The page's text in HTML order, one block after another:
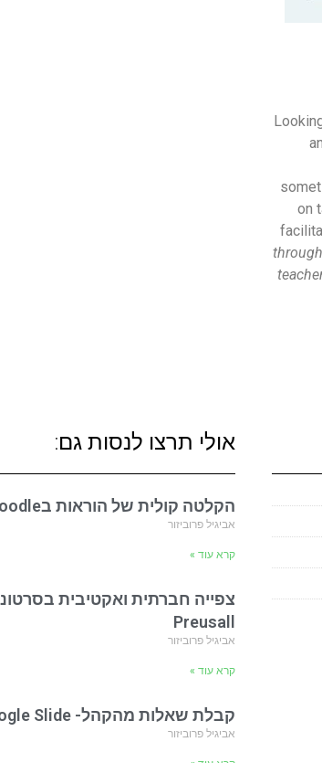
on
אולי תרצו לנסות גם:
הקלטה קולית של הוראות בMoodle
אביגיל פרוביזור
קרא עוד »
צפייה חברתית ואקטיבית
Preusall
אביגיל פרוביזור
קרא עוד »
קבלת שאלות מהקהל- Google Slide
אביגיל פרוביזור